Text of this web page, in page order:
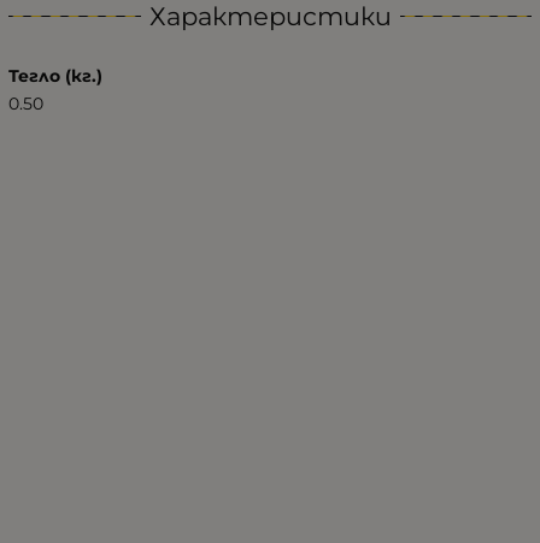
Характеристики
Тегло (кг.)
0.50